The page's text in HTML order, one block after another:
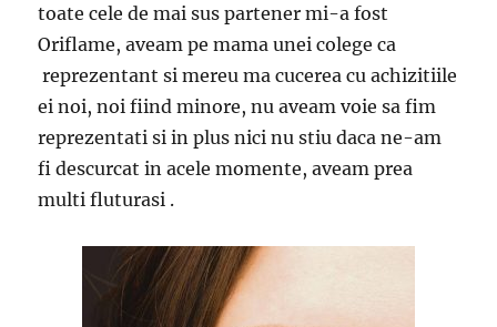
toate cele de mai sus partener mi-a fost
Oriflame, aveam pe mama unei colege ca
reprezentant si mereu ma cucerea cu achizitiile
ei noi, noi fiind minore, nu aveam voie sa fim
reprezentati si in plus nici nu stiu daca ne-am
fi descurcat in acele momente, aveam prea
multi fluturasi .